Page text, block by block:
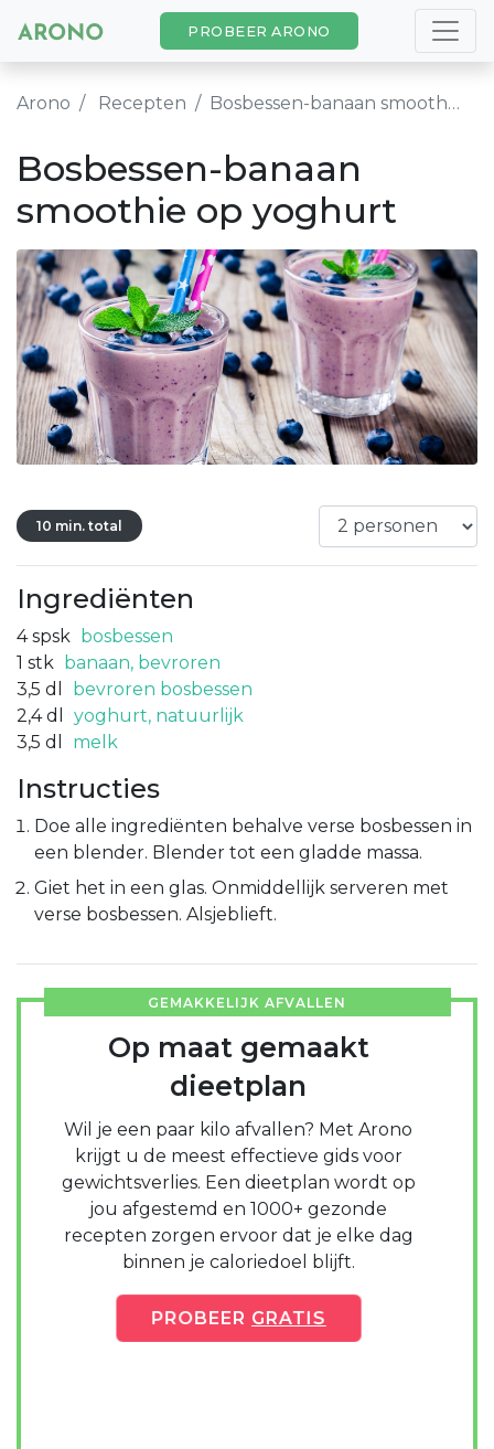
PROBEER ARONO
Arono Recepten Bosbessen-banaan smoothie op yoghurt
Bosbessen-banaan
smoothie op yoghurt
10 min. total
Ingrediënten
4 spsk bosbessen
1 stk banaan, bevroren
3,5 dl
bevroren bosbessen
2,4 dl
yoghurt, natuurlijk
3,5 dl melk
Instructies
Doe alle ingrediënten behalve verse bosbessen in
een blender. Blender tot een gladde massa.
Giet het in een glas. Onmiddellijk serveren met
verse bosbessen. Alsjeblieft.
GEMAKKELIJK AFVALLEN
Op maat gemaakt
dieetplan
Wil je een paar kilo afvallen? Met Arono
krijgt u de meest effectieve gids voor
gewichtsverlies. Een dieetplan wordt op
jou afgestemd en 1000+ gezonde
recepten zorgen ervoor dat je elke dag
binnen je caloriedoel blijft.
PROBEER GRATIS